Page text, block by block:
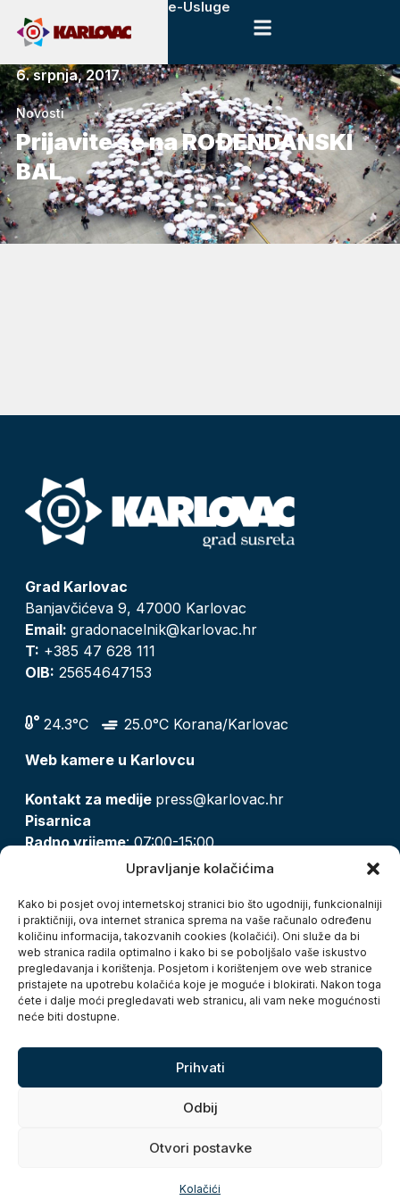
Upravljanje kolačićima
Kako bi posjet ovoj internetskoj stranici bio što ugodniji, funkcionalniji
i praktičniji, ova internet stranica sprema na vaše računalo određenu
količinu informacija, takozvanih cookies (kolačići). Oni služe da bi
web stranica radila optimalno i kako bi se poboljšalo vaše iskustvo
pregledavanja i korištenja. Posjetom i korištenjem ove web stranice
pristajete na upotrebu kolačića koje je moguće i blokirati. Nakon toga
ćete i dalje moći pregledavati web stranicu, ali vam neke mogućnosti
neće biti dostupne.
Prihvati
Odbij
Otvori postavke
Kolačići
e-Usluge
6. srpnja, 2017.
Novosti
Prijavite se na ROĐENDANSKI
BAL
Grad Karlovac
Banjavčićeva 9, 47000 Karlovac
Email: gradonacelnik@karlovac.hr
T: +385 47 628 111
OIB: 25654647153
24.3°C
25.0°C Korana/Karlovac
Web kamere u Karlovcu
Kontakt za medije press@karlovac.hr
Pisarnica
Radno vrijeme: 07:00-15:00
pisarnica@karlovac.hr
Zaštita osobnih podataka
Pristup informacijama
Kolačići
Izjava o pristupačnosti
Turistička zajednica grada Karlovca